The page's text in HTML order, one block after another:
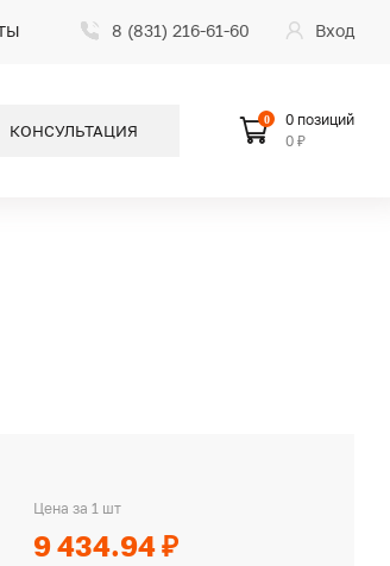
8 (831) 216-61-60 Вход
КОНСУЛЬТАЦИЯ
0
0 позиций
0 ₽
Цена за 1 шт
9 434.94 ₽